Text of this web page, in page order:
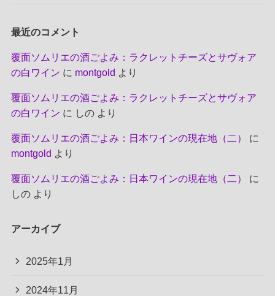
最近のコメント
覆面ソムリエの酒ごよみ：ラクレットチーズとサヴォア
の白ワイン に montgold より
覆面ソムリエの酒ごよみ：ラクレットチーズとサヴォア
の白ワイン に しのより
覆面ソムリエの酒ごよみ：日本ワインの現在地（二）
に
montgold より
覆面ソムリエの酒ごよみ：日本ワインの現在地（二）
に
しのより
アーカイブ
2025年1月
2024年11月